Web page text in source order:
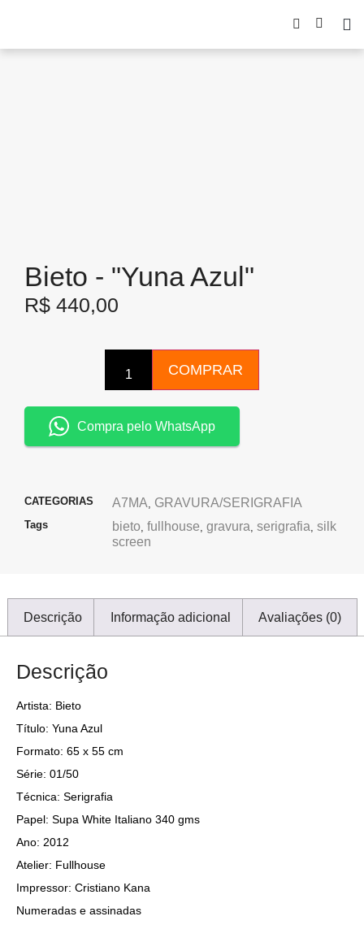
Bieto - "Yuna Azul"
R$ 440,00
COMPRAR
Compra pelo WhatsApp
CATEGORIAS A7MA, GRAVURA/SERIGRAFIA
Tags bieto, fullhouse, gravura, serigrafia, silk
screen
Descrição Informação adicional Avaliações (0)
Descrição
Artista: Bieto
Título: Yuna Azul
Formato: 65 x 55 cm
Série: 01/50
Técnica: Serigrafia
Papel: Supa White Italiano 340 gms
Ano: 2012
Atelier: Fullhouse
Impressor: Cristiano Kana
Numeradas e assinadas